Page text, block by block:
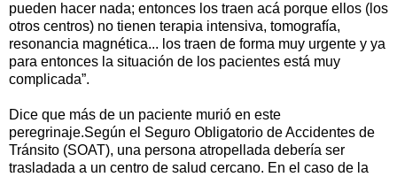
pueden hacer nada; entonces los traen acá porque ellos (los
otros centros) no tienen terapia intensiva, tomografía,
resonancia magnética... los traen de forma muy urgente y ya
para entonces la situación de los pacientes está muy
complicada”.
Dice que más de un paciente murió en este
peregrinaje.Según el Seguro Obligatorio de Accidentes de
Tránsito (SOAT), una persona atropellada debería ser
trasladada a un centro de salud cercano. En el caso de la